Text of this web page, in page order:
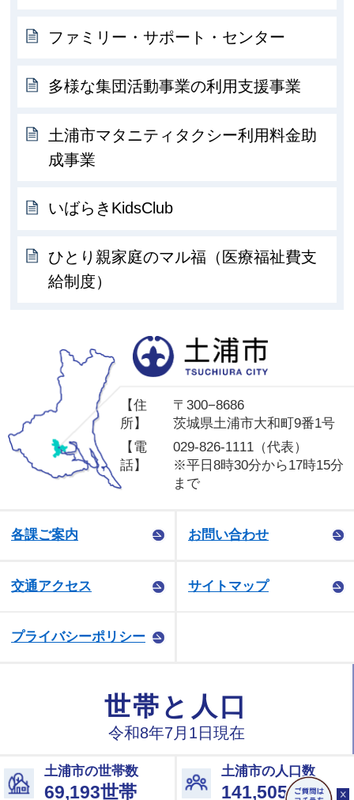
ファミリー・サポート・センター
多様な集団活動事業の利用支援事業
土浦市マタニティタクシー利用料金助
成事業
いばらきKidsClub
ひとり親家庭のマル福（医療福祉費支
給制度）
【住
所】
〒300−8686
茨城県土浦市大和町9番1号
【電
話】
029-826-1111（代表）
※平日8時30分から17時15分
まで
各課ご案内 お問い合わせ
交通アクセス サイトマップ
プライバシーポリシー